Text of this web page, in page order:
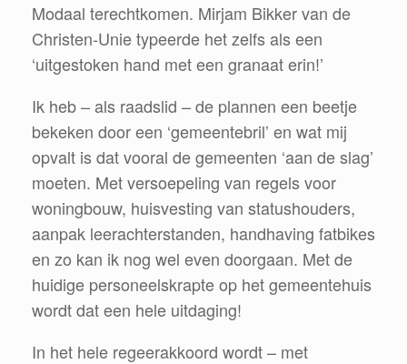
Modaal terechtkomen. Mirjam Bikker van de
Christen-Unie typeerde het zelfs als een
‘uitgestoken hand met een granaat erin!’
Ik heb – als raadslid – de plannen een beetje
bekeken door een ‘gemeentebril’ en wat mij
opvalt is dat vooral de gemeenten ‘aan de slag’
moeten. Met versoepeling van regels voor
woningbouw, huisvesting van statushouders,
aanpak leerachterstanden, handhaving fatbikes
en zo kan ik nog wel even doorgaan. Met de
huidige personeelskrapte op het gemeentehuis
wordt dat een hele uitdaging!
In het hele regeerakkoord wordt – met